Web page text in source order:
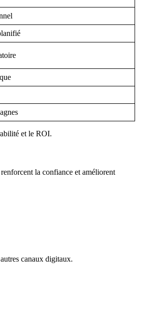
et le ROI.
la confiance et améliorent
canaux digitaux.